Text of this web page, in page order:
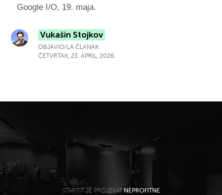
Google I/O, 19. maja.
Vukašin Stojkov
OBJAVIO/LA ČLANAK.
ČETVRTAK, 23. APRIL, 2026.
STARTIT JE PROJEKAT NEPROFITNE